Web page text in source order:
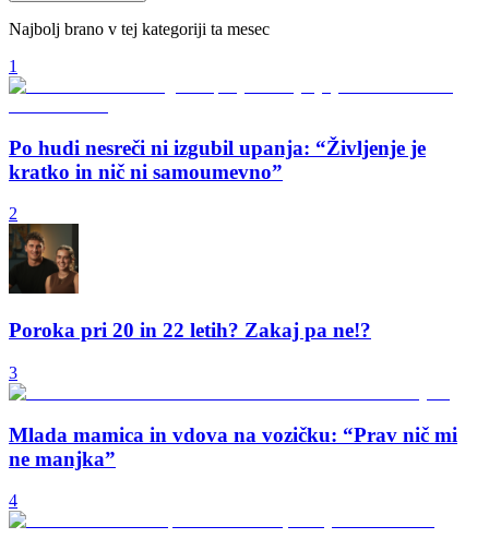
Najbolj brano v tej kategoriji ta mesec
1
Po hudi nesreči ni izgubil upanja: “Življenje je
kratko in nič ni samoumevno”
2
Poroka pri 20 in 22 letih? Zakaj pa ne!?
3
Mlada mamica in vdova na vozičku: “Prav nič mi
ne manjka”
4